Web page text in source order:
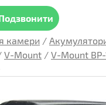
камери /
V-Mount / V-Mount